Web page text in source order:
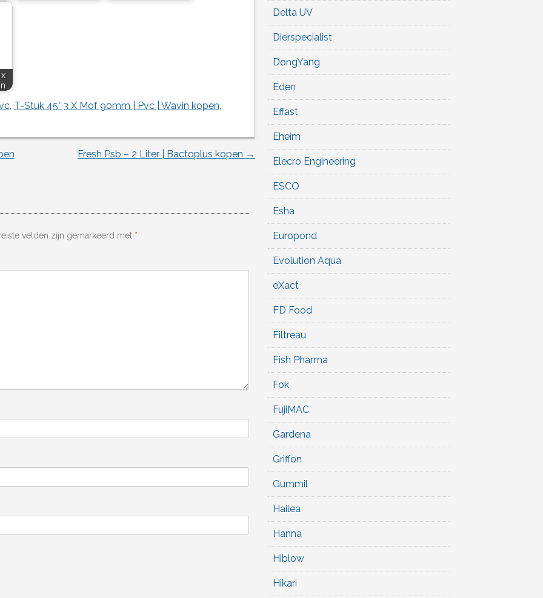
, T-Stuk 45° 3 X Mof 90mm | Pvc | Wavin kopen,
Fresh Psb – 2 Liter | Bactoplus kopen →
velden zijn gemarkeerd met *
Delta UV
Dierspecialist
DongYang
Eden
Effast
Eheim
Elecro Engineering
ESCO
Esha
Europond
Evolution Aqua
eXact
FD Food
Filtreau
Fish Pharma
Fok
FujiMAC
Gardena
Griffon
Gummil
Hailea
Hanna
Hiblow
Hikari